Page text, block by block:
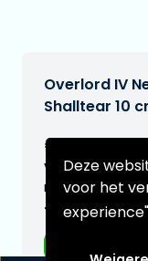
Deze
voor het
experience"
Overlord IV
Shalltear 10
€83,99
Verwachtte
n.v.t.
Type: